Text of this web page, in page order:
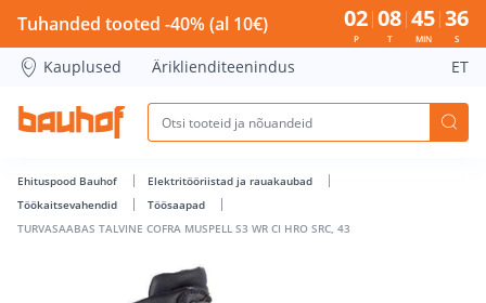
TURVASAABAS TALVINE COFRA MUSPELL S3 WR CI HRO
Tuhanded tooted -40% (al 10€) 02
P
08
T
45
MIN
36
S
Kauplused Äriklienditeenindus ET
Ehituspood Bauhof
Elektritööriistad ja rauakaubad
Töökaitsevahendid
Töösaapad
TURVASAABAS TALVINE COFRA MUSPELL S3 WR CI HRO SRC, 43